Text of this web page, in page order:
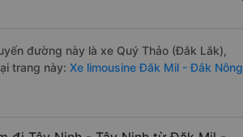
đường này là xe Quý Thảo (Đắk Lắk),
trang này: Xe limousine Đăk Mil - Đắk Nông